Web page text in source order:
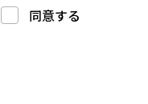
c.重要なお知らせなど
d.上記の利用目的に付
同意する